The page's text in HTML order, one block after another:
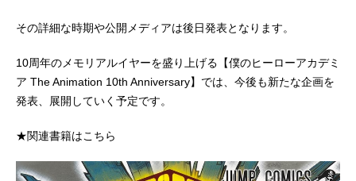
その詳細な時期や公開メディアは後日発表となります。
10周年のメモリアルイヤーを盛り上げる【僕のヒーローアカデミ
ア The Animation 10th Anniversary】では、今後も新たな企画を
発表、展開していく予定です。
★関連書籍はこちら